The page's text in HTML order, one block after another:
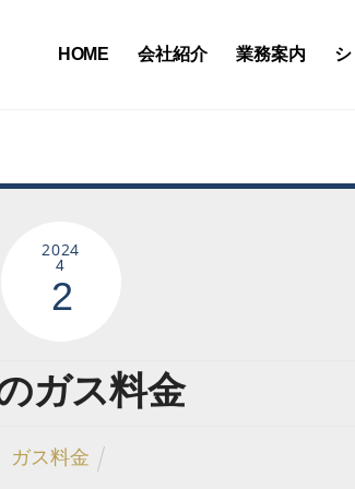
HOME 会社紹介 業務案内
2024
4
2
ガス料金
ガス料金